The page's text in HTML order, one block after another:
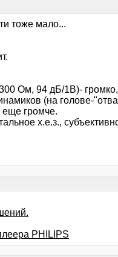
тоже мало...
Ом, 94 дБ/1В)-
(на голове-
громче.
х.е.з.,
PHILIPS